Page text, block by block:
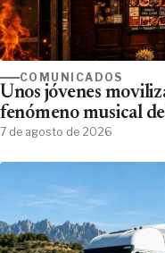
COMUNICADOS
Unos jóvenes
fenómeno musical
7 de agosto de 2026